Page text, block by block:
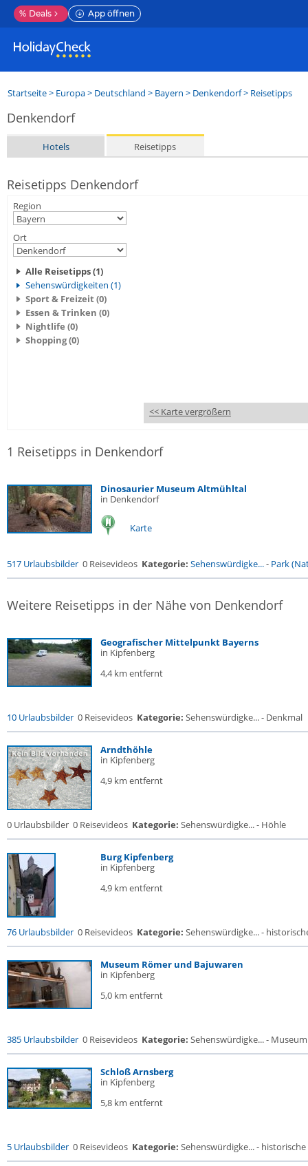
% Deals App öffnen
Startseite> Europa> Deutschland > Bayern > Denkendorf> Reisetipps
Denkendorf
Hotels Reisetipps
Reisetipps Denkendorf
Region
Ort
Alle Reisetipps (1)
Sehenswürdigkeiten (1)
Sport & Freizeit (0)
Essen & Trinken (0)
Nightlife (0)
Shopping (0)
<< Karte vergrößern
1 Reisetipps in Denkendorf
Dinosaurier Museum Altmühltal
in Denkendorf
Karte
517 Urlaubsbilder 0 Reisevideos Kategorie: Sehenswürdigke...- Park
Weitere Reisetipps in der Nähe von Denkendorf
Geografischer Mittelpunkt Bayerns
in Kipfenberg
4,4 km entfernt
10 Urlaubsbilder 0 Reisevideos Kategorie: Sehenswürdigke... - Denkmal
Arndthöhle
in Kipfenberg
4,9 km entfernt
0 Urlaubsbilder 0 Reisevideos Kategorie: Sehenswürdigke... - Höhle
Burg Kipfenberg
in Kipfenberg
4,9 km entfernt
76 Urlaubsbilder 0 Reisevideos Kategorie: Sehenswürdigke... -
Museum Römer und Bajuwaren
in Kipfenberg
5,0 km entfernt
385 Urlaubsbilder 0 Reisevideos Kategorie: Sehenswürdigke... - Museum
Schloß Arnsberg
in Kipfenberg
5,8 km entfernt
5 Urlaubsbilder 0 Reisevideos Kategorie: Sehenswürdigke... - historische